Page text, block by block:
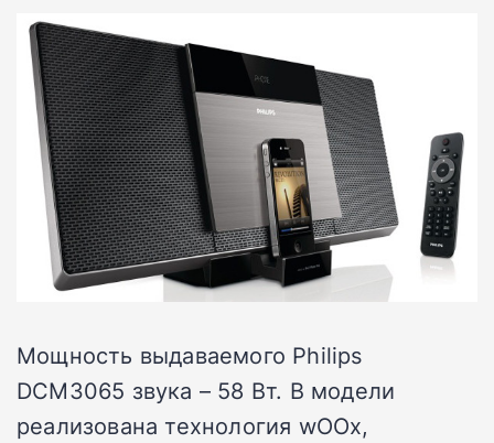
Мощность выдаваемого Philips
DCM3065 звука – 58 Вт. В модели
реализована технология wOOx,